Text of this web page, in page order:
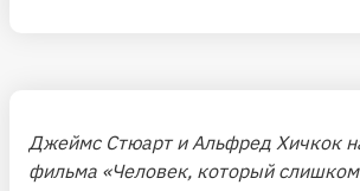
Джеймс Стюарт и Альфред Хичкок
фильма «Человек, который слишком